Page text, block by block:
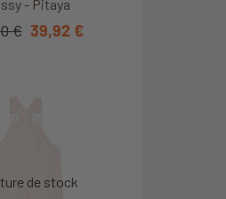
- Pitaya
€ 39,92 €